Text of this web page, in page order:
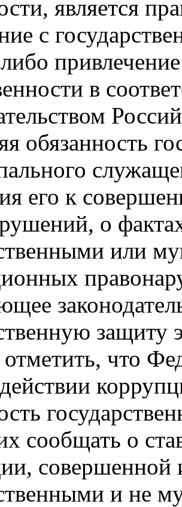
является
с
в
обязанность
его к
о
или
защиту
отметить, что
сообщать о
и не